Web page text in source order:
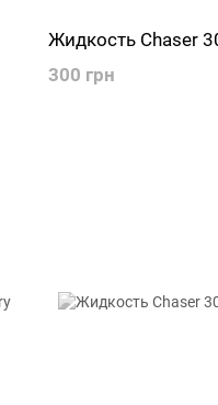
Жидкость Chaser
300 грн